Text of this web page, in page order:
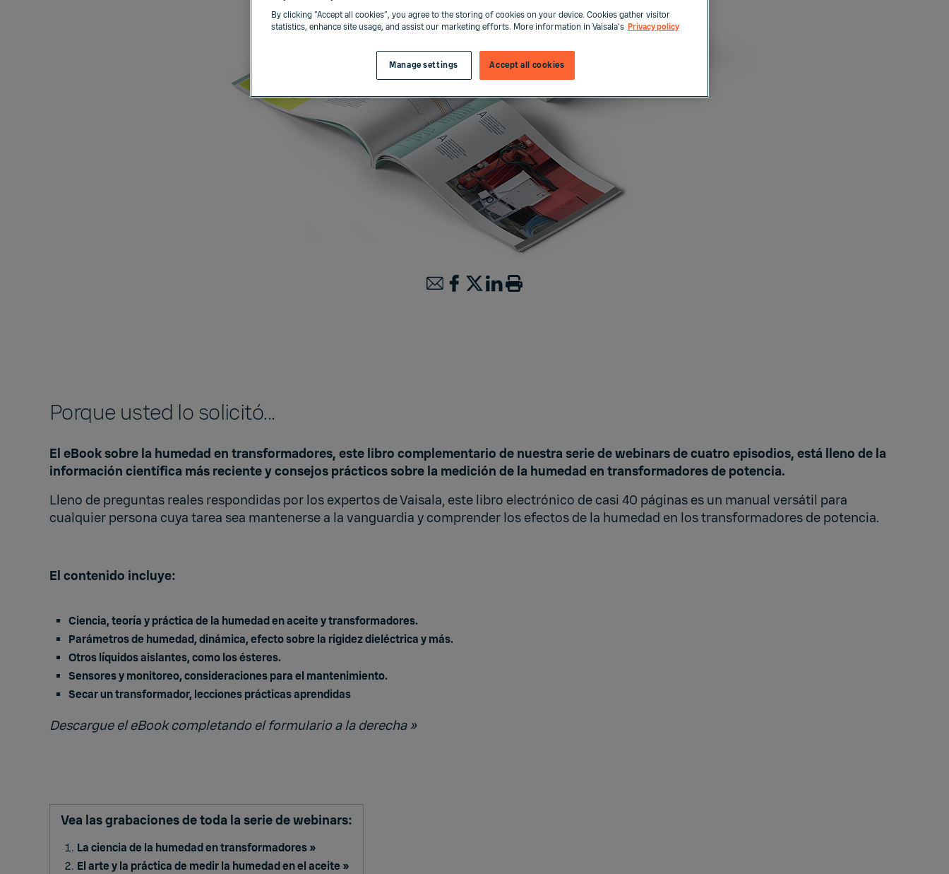
Porque usted lo solicitó...
El eBook sobre la humedad en transformadores, este libro complementario de nuestra serie de webinars de cuatro episodios, está lleno de la
información científica más reciente y consejos prácticos sobre la medición de la humedad en transformadores de potencia.
Lleno de preguntas reales respondidas por los expertos de Vaisala, este libro electrónico de casi 40 páginas es un manual versátil para
cualquier persona cuya tarea sea mantenerse a la vanguardia y comprender los efectos de la humedad en los transformadores de potencia.
El contenido incluye:
Ciencia, teoría y práctica de la humedad en aceite y transformadores.
Parámetros de humedad, dinámica, efecto sobre la rigidez dieléctrica y más.
Otros líquidos aislantes, como los ésteres.
Sensores y monitoreo, consideraciones para el mantenimiento.
Secar un transformador, lecciones prácticas aprendidas
Descargue el eBook completando el formulario a la derecha »
Vea las grabaciones de toda la serie de webinars:
La ciencia de la humedad en transformadores »
El arte y la práctica de medir la humedad en el aceite »
By clicking “Accept all cookies”, you agree to the storing of cookies on your device. Cookies gather visitor
statistics, enhance site usage, and assist our marketing efforts. More information in Vaisala's Privacy policy
Accept all cookies
Manage settings